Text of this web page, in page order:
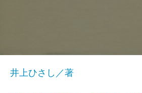
井上ひさし／著